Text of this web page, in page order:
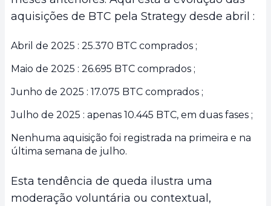
aquisições de BTC pela Strategy desde abril :
Abril de 2025 : 25.370 BTC comprados ;
Maio de 2025 : 26.695 BTC comprados ;
Junho de 2025 : 17.075 BTC comprados ;
Julho de 2025 : apenas 10.445 BTC, em duas fases ;
Nenhuma aquisição foi registrada na primeira e na
última semana de julho.
Esta tendência de queda ilustra uma
moderação voluntária ou contextual,